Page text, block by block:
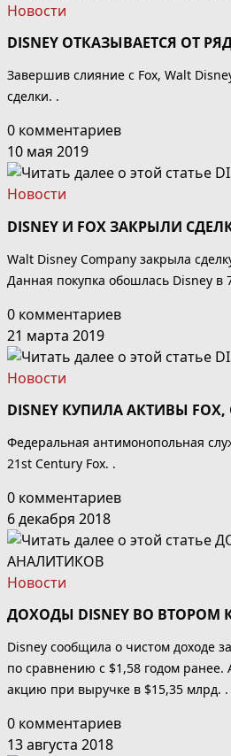
Новости
DISNEY ОТКАЗЫВАЕТСЯ ОТ
Завершив слияние с Fox, Walt
сделки. .
0 комментариев
10 мая 2019
Новости
DISNEY И FOX ЗАКРЫЛИ
Walt Disney Company закрыла
Данная покупка обошлась Disney в
0 комментариев
21 марта 2019
Новости
DISNEY КУПИЛА АКТИВЫ
Федеральная антимонопольная
21st Century Fox. .
0 комментариев
6 декабря 2018
Новости
ДОХОДЫ DISNEY ВО
Disney сообщила о чистом доходе
по сравнению с $1,58 годом
акцию при выручке в $15,35 млрд. .
0 комментариев
13 августа 2018